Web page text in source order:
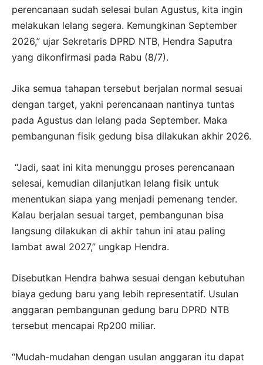
perencanaan sudah selesai bulan Agustus, kita ingin
melakukan lelang segera. Kemungkinan September
2026,” ujar Sekretaris DPRD NTB, Hendra Saputra
yang dikonfirmasi pada Rabu (8/7).
Jika semua tahapan tersebut berjalan normal sesuai
dengan target, yakni perencanaan nantinya tuntas
pada Agustus dan lelang pada September. Maka
pembangunan fisik gedung bisa dilakukan akhir 2026.
“Jadi, saat ini kita menunggu proses perencanaan
selesai, kemudian dilanjutkan lelang fisik untuk
menentukan siapa yang menjadi pemenang tender.
Kalau berjalan sesuai target, pembangunan bisa
langsung dilakukan di akhir tahun ini atau paling
lambat awal 2027,” ungkap Hendra.
Disebutkan Hendra bahwa sesuai dengan kebutuhan
biaya gedung baru yang lebih representatif. Usulan
anggaran pembangunan gedung baru DPRD NTB
tersebut mencapai Rp200 miliar.
“Mudah-mudahan dengan usulan anggaran itu dapat